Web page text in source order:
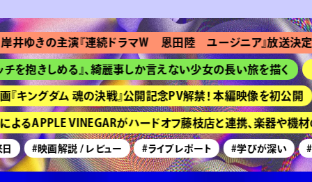
ゆきの主演『連続ドラマＷ 恩田陸 ユージニア』放送決定
抱きしめる』、綺麗事しか言えない少女の長い旅を描く
ングダム 魂の決戦』公開記念PV解禁！ 本編映像を初公開
るAPPLE VINEGARがハードオフ藤枝店と連携、楽器や機材
#映画解説 / レビュー #ライブレポート #学びが深い #美